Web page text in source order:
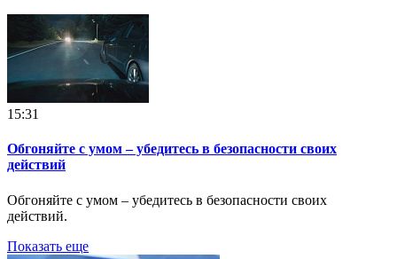
15:31
Обгоняйте с умом – убедитесь в безопасности своих
действий
Обгоняйте с умом – убедитесь в безопасности своих
действий.
Показать еще